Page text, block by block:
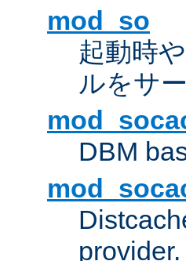
mod_so
起動時
ルをサ
DBM
provider.